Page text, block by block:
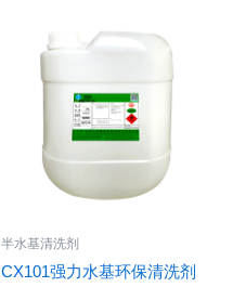
半水基清洗剂
CX101强力水基环保清洗剂